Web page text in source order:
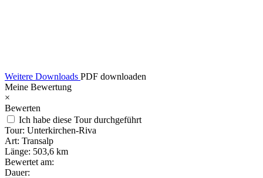
Weitere Downloads PDF downloaden
Meine Bewertung
×
Bewerten
Ich habe diese Tour durchgeführt
Tour: Unterkirchen-Riva
Art: Transalp
Länge: 503,6 km
Bewertet am:
Dauer: